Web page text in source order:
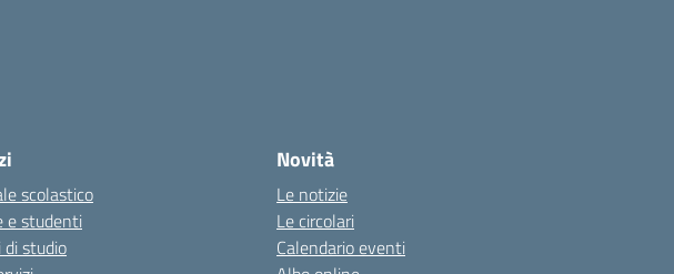
scolastico
e studenti
di studio
Novità
Le notizie
Le circolari
Calendario eventi